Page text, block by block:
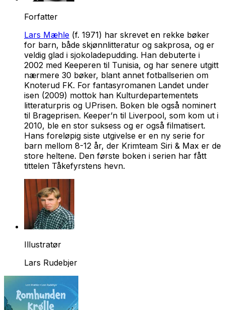
Forfatter
Lars Mæhle (f. 1971) har skrevet en rekke bøker
for barn, både skjønnlitteratur og sakprosa, og er
veldig glad i sjokoladepudding. Han debuterte i
2002 med Keeperen til Tunisia, og har senere utgitt
nærmere 30 bøker, blant annet fotballserien om
Knoterud FK. For fantasyromanen Landet under
isen (2009) mottok han Kulturdepartementets
litteraturpris og UPrisen. Boken ble også nominert
til Brageprisen. Keeper’n til Liverpool, som kom ut i
2010, ble en stor suksess og er også filmatisert.
Hans foreløpig siste utgivelse er en ny serie for
barn mellom 8-12 år, der Krimteam Siri & Max er de
store heltene. Den første boken i serien har fått
tittelen Tåkefyrstens hevn.
Illustratør
Lars Rudebjer